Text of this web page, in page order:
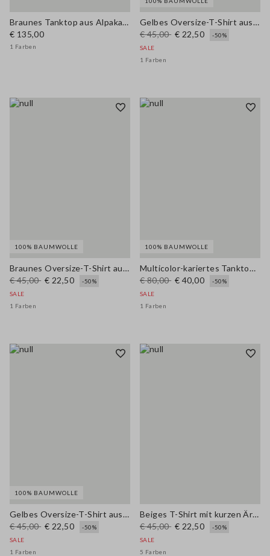
Braunes Tanktop aus Alpaka-Mischgewebe und Leinen im Regular Fit
€ 135,00
1 Farben
Gelbes Oversize-T-Shirt aus reiner Baumwolle mit Print
€ 45,00 € 22,50
-50%
SALE
1 Farben
100% BAUMWOLLE
Braunes Oversize-T-Shirt aus reiner Baumwolle mit Print
€ 45,00 € 22,50
-50%
SALE
1 Farben
100% BAUMWOLLE
Multicolor-kariertes Tanktop aus reiner Baumwolle im Regular Fit
€ 80,00 € 40,00
-50%
SALE
1 Farben
100% BAUMWOLLE
Gelbes Oversize-T-Shirt aus reiner Baumwolle mit kurzen Ärmeln und Schriftzug
€ 45,00 € 22,50
-50%
SALE
1 Farben
Beiges T-Shirt mit kurzen Ärmeln aus Stretch-Baumwolle
€ 45,00 € 22,50
-50%
SALE
5 Farben